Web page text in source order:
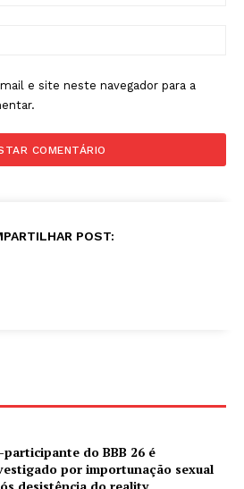
e site neste navegador para a
POST:
participante do BBB 26 é
por importunação sexual